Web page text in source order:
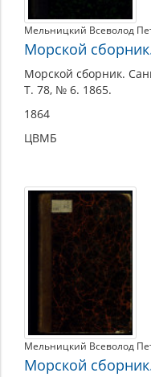
Мельницкий Всеволод
Морской
Морской сборник.
Т. 78, № 6. 1865.
1864
ЦВМБ
Мельницкий Всеволод
Морской